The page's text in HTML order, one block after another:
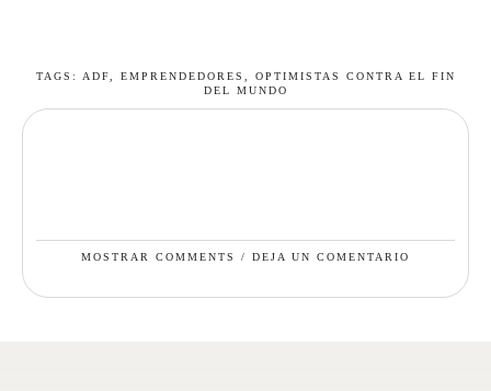
TAGS: ADF, EMPRENDEDORES , OPTIMISTAS CONTRA EL FIN
DEL MUNDO
MOSTRAR COMMENTS / DEJA UN COMENTARIO